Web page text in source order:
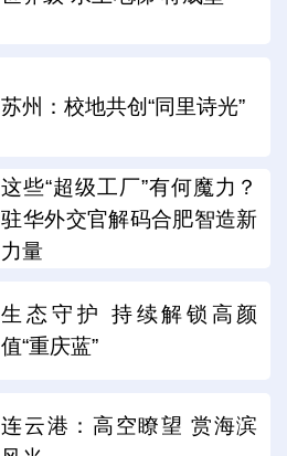
苏州：校地共创“同里诗光”
这些“超级工厂”有何魔力？
驻华外交官解码合肥智造新
力量
生态守护 持续解锁高颜
值“重庆蓝”
连云港：高空瞭望 赏海滨